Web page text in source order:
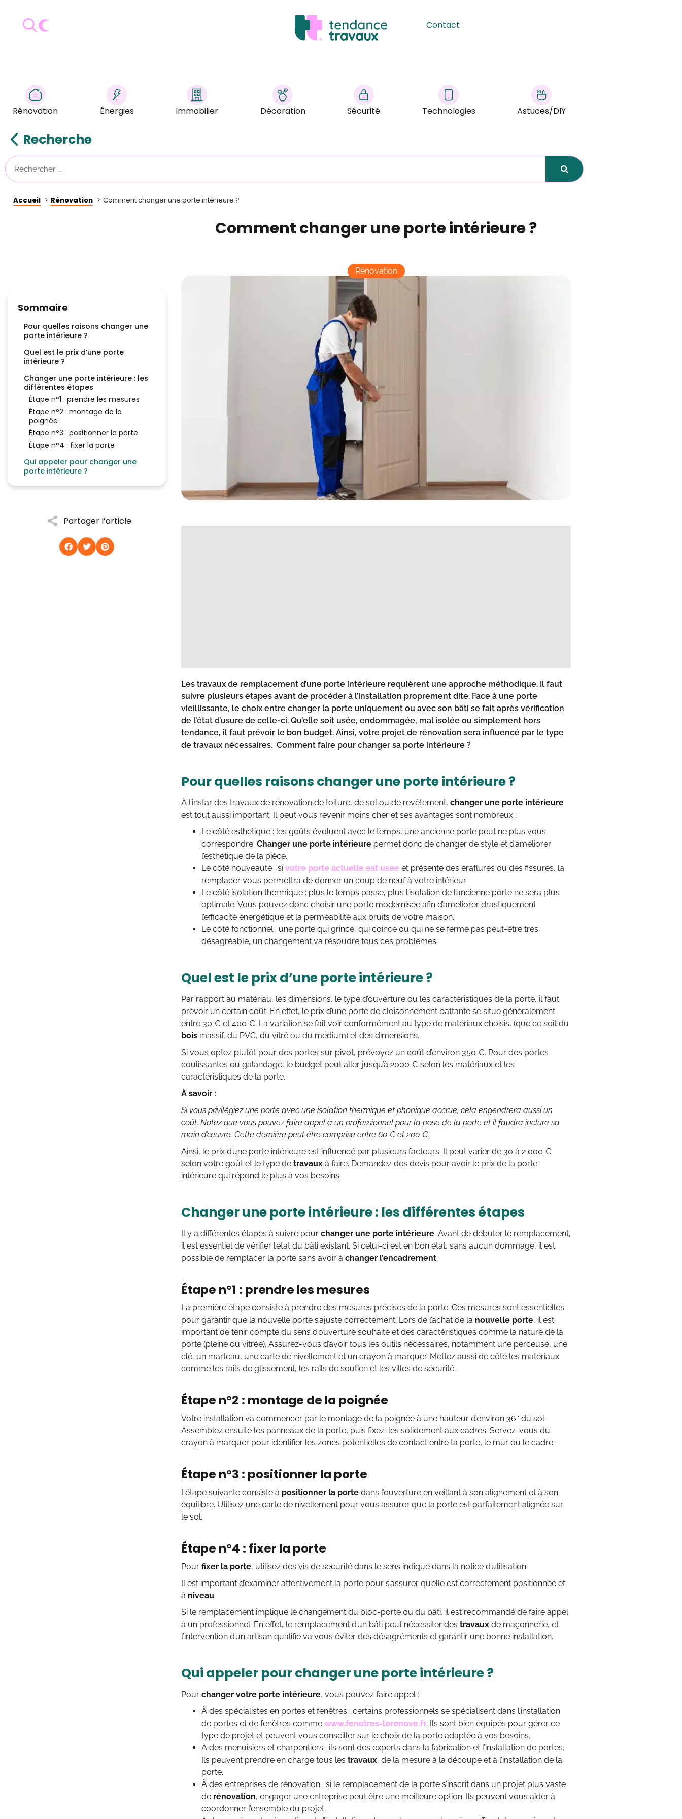
Contact
Rénovation Énergies Immobilier Décoration Sécurité Technologies Astuces/DIY
Recherche
Accueil Rénovation Comment changer une porte intérieure ?
Sommaire
Pour quelles raisons changer une
porte intérieure ?
Quel est le prix d’une porte
intérieure ?
Changer une porte intérieure : les
différentes étapes
Étape n°1 : prendre les mesures
Étape n°2 : montage de la
poignée
Étape n°3 : positionner la porte
Étape n°4 : fixer la porte
Qui appeler pour changer une
porte intérieure ?
Partager l’article
Comment changer une porte intérieure ?
Rénovation
Les travaux de remplacement d’une porte intérieure requièrent une approche méthodique. Il faut
suivre plusieurs étapes avant de procéder à l’installation proprement dite. Face à une porte
vieillissante, le choix entre changer la porte uniquement ou avec son bâti se fait après vérification
de l’état d’usure de celle-ci. Qu’elle soit usée, endommagée, mal isolée ou simplement hors
tendance, il faut prévoir le bon budget. Ainsi, votre projet de rénovation sera influencé par le type
de travaux nécessaires. Comment faire pour changer sa porte intérieure ?
Pour quelles raisons changer une porte intérieure ?
À l’instar des travaux de rénovation de toiture, de sol ou de revêtement, changer une porte intérieure
est tout aussi important. Il peut vous revenir moins cher et ses avantages sont nombreux :
Le côté esthétique : les goûts évoluent avec le temps, une ancienne porte peut ne plus vous
correspondre. Changer une porte intérieure permet donc de changer de style et d’améliorer
l’esthétique de la pièce.
Le côté nouveauté : si votre porte actuelle est usée et présente des éraflures ou des fissures, la
remplacer vous permettra de donner un coup de neuf à votre intérieur.
Le côté isolation thermique : plus le temps passe, plus l’isolation de l’ancienne porte ne sera plus
optimale. Vous pouvez donc choisir une porte modernisée afin d’améliorer drastiquement
l’efficacité énergétique et la perméabilité aux bruits de votre maison.
Le côté fonctionnel : une porte qui grince, qui coince ou qui ne se ferme pas peut-être très
désagréable, un changement va résoudre tous ces problèmes.
Quel est le prix d’une porte intérieure ?
Par rapport au matériau, les dimensions, le type d’ouverture ou les caractéristiques de la porte, il faut
prévoir un certain coût. En effet, le prix d’une porte de cloisonnement battante se situe généralement
entre 30 € et 400 €. La variation se fait voir conformément au type de matériaux choisis, (que ce soit du
bois massif, du PVC, du vitré ou du médium) et des dimensions.
Si vous optez plutôt pour des portes sur pivot, prévoyez un coût d’environ 350 €. Pour des portes
coulissantes ou galandage, le budget peut aller jusqu’à 2000 € selon les matériaux et les
caractéristiques de la porte.
À savoir :
Si vous privilégiez une porte avec une isolation thermique et phonique accrue, cela engendrera aussi un
coût. Notez que vous pouvez faire appel à un professionnel pour la pose de la porte et il faudra inclure sa
main d’œuvre. Cette dernière peut être comprise entre 60 € et 200 €.
Ainsi, le prix d’une porte intérieure est influencé par plusieurs facteurs. Il peut varier de 30 à 2 000 €
selon votre goût et le type de travaux à faire. Demandez des devis pour avoir le prix de la porte
intérieure qui répond le plus à vos besoins.
Changer une porte intérieure : les différentes étapes
Il y a différentes étapes à suivre pour changer une porte intérieure. Avant de débuter le remplacement,
il est essentiel de vérifier l’état du bâti existant. Si celui-ci est en bon état, sans aucun dommage, il est
possible de remplacer la porte sans avoir à changer l’encadrement.
Étape n°1 : prendre les mesures
La première étape consiste à prendre des mesures précises de la porte. Ces mesures sont essentielles
pour garantir que la nouvelle porte s’ajuste correctement. Lors de l’achat de la nouvelle porte, il est
important de tenir compte du sens d’ouverture souhaité et des caractéristiques comme la nature de la
porte (pleine ou vitrée). Assurez-vous d’avoir tous les outils nécessaires, notamment une perceuse, une
clé, un marteau, une carte de nivellement et un crayon à marquer. Mettez aussi de côté les matériaux
comme les rails de glissement, les rails de soutien et les villes de sécurité.
Étape n°2 : montage de la poignée
Votre installation va commencer par le montage de la poignée à une hauteur d’environ 36″ du sol.
Assemblez ensuite les panneaux de la porte, puis fixez-les solidement aux cadres. Servez-vous du
crayon à marquer pour identifier les zones potentielles de contact entre ta porte, le mur ou le cadre.
Étape n°3 : positionner la porte
L’étape suivante consiste à positionner la porte dans l’ouverture en veillant à son alignement et à son
équilibre. Utilisez une carte de nivellement pour vous assurer que la porte est parfaitement alignée sur
le sol.
Étape n°4 : fixer la porte
Pour fixer la porte, utilisez des vis de sécurité dans le sens indiqué dans la notice d’utilisation.
Il est important d’examiner attentivement la porte pour s’assurer qu’elle est correctement positionnée et
à niveau.
Si le remplacement implique le changement du bloc-porte ou du bâti, il est recommandé de faire appel
à un professionnel. En effet, le remplacement d’un bâti peut nécessiter des travaux de maçonnerie, et
l’intervention d’un artisan qualifié va vous éviter des désagréments et garantir une bonne installation.
Qui appeler pour changer une porte intérieure ?
Pour changer votre porte intérieure, vous pouvez faire appel :
À des spécialistes en portes et fenêtres : certains professionnels se spécialisent dans l’installation
de portes et de fenêtres comme www.fenetres-lorenove.fr. Ils sont bien équipés pour gérer ce
type de projet et peuvent vous conseiller sur le choix de la porte adaptée à vos besoins.
À des menuisiers et charpentiers : ils sont des experts dans la fabrication et l’installation de portes.
Ils peuvent prendre en charge tous les travaux, de la mesure à la découpe et à l’installation de la
porte.
À des entreprises de rénovation : si le remplacement de la porte s’inscrit dans un projet plus vaste
de rénovation, engager une entreprise peut être une meilleure option. Ils peuvent vous aider à
coordonner l’ensemble du projet.